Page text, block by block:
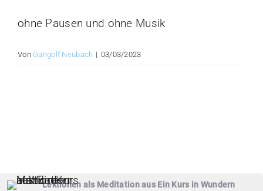
LINK
EMBED
ohne Pausen und ohne Musik
Von Gangolf Neubach | 03/03/2023
Lektionen als Meditation aus Ein Kurs in Wundern